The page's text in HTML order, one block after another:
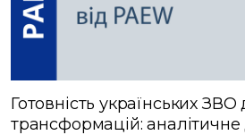
Готовність українських ЗВО
трансформацій: аналітичне